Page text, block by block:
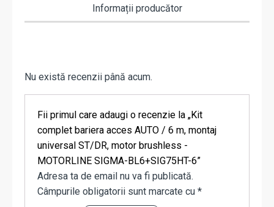
Informații producător
Nu există recenzii până acum.
Fii primul care adaugi o recenzie la „Kit
complet bariera acces AUTO / 6 m, montaj
universal ST/DR, motor brushless -
MOTORLINE SIGMA-BL6+SIG75HT-6”
Adresa ta de email nu va fi publicată.
Câmpurile obligatorii sunt marcate cu *